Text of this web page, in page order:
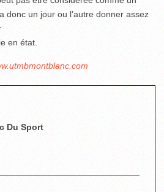
donc un jour ou l’autre donner assez
en état.
Du Sport